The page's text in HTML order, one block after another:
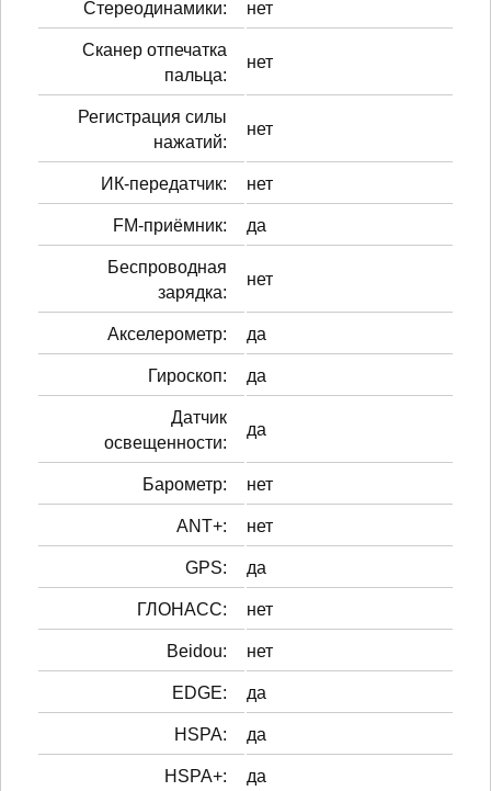
Стереодинамики: нет
Сканер отпечатка
пальца:
нет
Регистрация силы
нажатий:
нет
ИК-передатчик: нет
FM-приёмник: да
Беспроводная
зарядка:
нет
Акселерометр: да
Гироскоп: да
Датчик
освещенности:
да
Барометр: нет
ANT+: нет
GPS: да
ГЛОНАСС: нет
Beidou: нет
EDGE: да
HSPA: да
HSPA+: да